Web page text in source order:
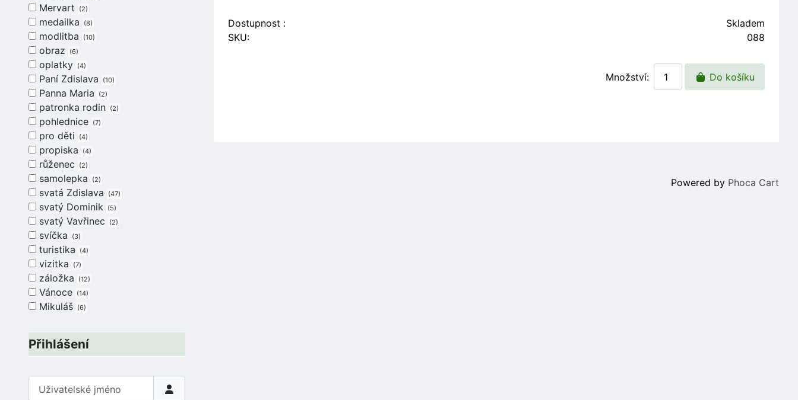
Mervart 2
medailka 8
modlitba 10
obraz 6
oplatky 4
Paní Zdislava 10
Panna Maria 2
patronka rodin 2
pohlednice 7
pro děti 4
propiska 4
růženec 2
samolepka 2
svatá Zdislava 47
svatý Dominik 5
svatý Vavřinec 2
svíčka 3
turistika 4
vizitka 7
záložka 12
Vánoce 14
Mikuláš 6
Přihlášení
Dostupnost :
Skladem
SKU:
088
Množství: Do košíku
Powered by Phoca Cart